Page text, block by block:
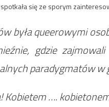
się ze sporym
była queerowymi
gdzie
paradygmatów w
Kobietem ….